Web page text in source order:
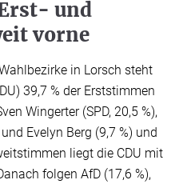
und
vorne
in Lorsch steht
39,7 % der Erststimmen
Wingerter (SPD, 20,5 %),
Evelyn Berg (9,7 %) und
liegt die CDU mit
folgen AfD (17,6 %),